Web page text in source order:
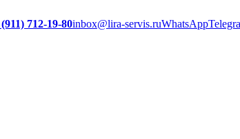
712-19-80inbox@lira-servis.ruWhatsApp